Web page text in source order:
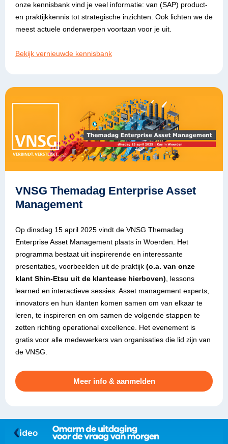
onze kennisbank vind je veel informatie: van (SAP) product-
en praktijkkennis tot strategische inzichten. Ook lichten we de
meest actuele onderwerpen voortaan voor je uit.
Bekijk vernieuwde kennisbank
VNSG Themadag Enterprise Asset
Management
Op dinsdag 15 april 2025 vindt de VNSG Themadag
Enterprise Asset Management plaats in Woerden. Het
programma bestaat uit inspirerende en interessante
presentaties, voorbeelden uit de praktijk (o.a. van onze
klant Shin-Etsu uit de klantcase hierboven) , lessons
learned en interactieve sessies. Asset management experts,
innovators en hun klanten komen samen om van elkaar te
leren, te inspireren en om samen de volgende stappen te
zetten richting operational excellence. Het evenement is
gratis voor alle medewerkers van organisaties die lid zijn van
de VNSG.
Meer info & aanmelden